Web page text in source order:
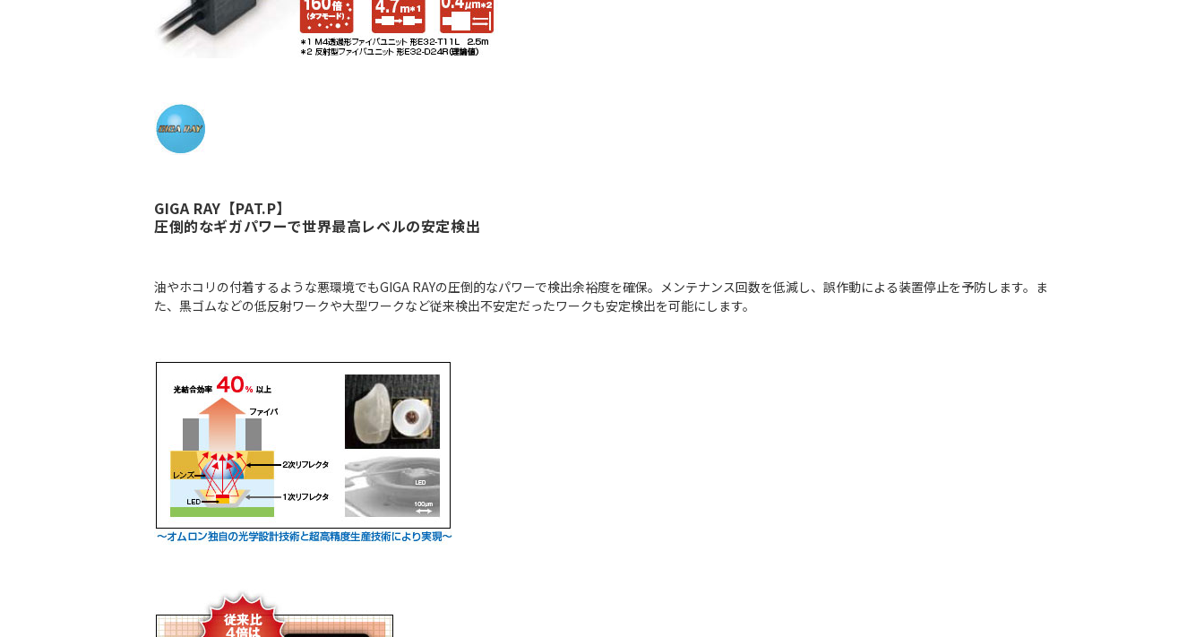
GIGA RAY【PAT.P】
圧倒的なギガパワーで世界最高レベルの安定検出
油やホコリの付着するような悪環境でもGIGA RAYの圧倒的なパワーで検出余裕度を確保。メンテナンス回数を低減し、誤作動による装置停止を予防します。ま
た、黒ゴムなどの低反射ワークや大型ワークなど従来検出不安定だったワークも安定検出を可能にします。